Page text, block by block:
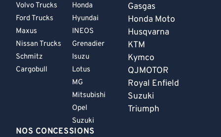
Volvo Trucks
Ford Trucks
Maxus
Nissan Trucks
Schmitz
Cargobull
Honda
Hyundai
INEOS
Grenadier
Isuzu
Lotus
MG
Mitsubishi
Opel
Suzuki
Gasgas
Honda Moto
Husqvarna
KTM
Kymco
QJMOTOR
Royal Enfield
Suzuki
Triumph
NOS CONCESSIONS